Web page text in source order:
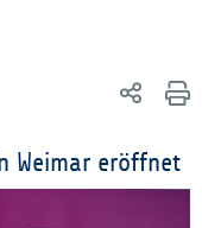
Weimar eröffnet